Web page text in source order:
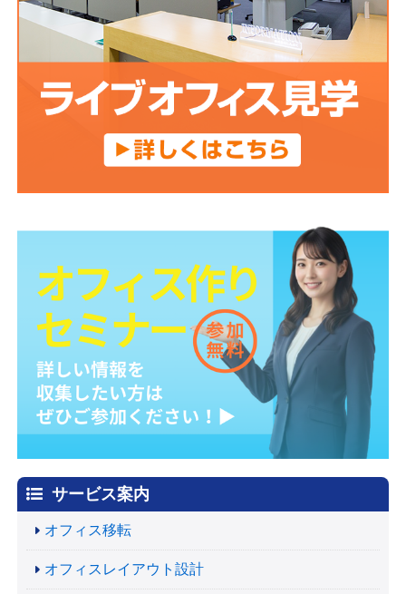
サービス案内
オフィス移転
オフィスレイアウト設計